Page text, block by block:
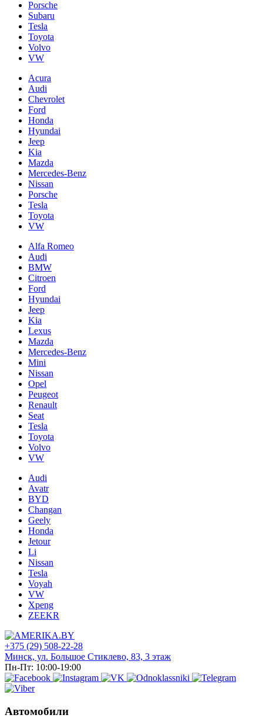
Porsche
Subaru
Tesla
Toyota
Volvo
VW
Acura
Audi
Chevrolet
Ford
Honda
Hyundai
Jeep
Kia
Mazda
Mercedes-Benz
Nissan
Porsche
Tesla
Toyota
VW
Alfa Romeo
Audi
BMW
Citroen
Ford
Hyundai
Jeep
Kia
Lexus
Mazda
Mercedes-Benz
Mini
Nissan
Opel
Peugeot
Renault
Seat
Tesla
Toyota
Volvo
VW
Audi
Avatr
BYD
Changan
Geely
Honda
Jetour
Li
Nissan
Tesla
Voyah
VW
Xpeng
ZEEKR
+375 (29) 508-22-28
Минск, ул. Большое Стиклево, 83, 3 этаж
Пн-Пт: 10:00-19:00
Автомобили